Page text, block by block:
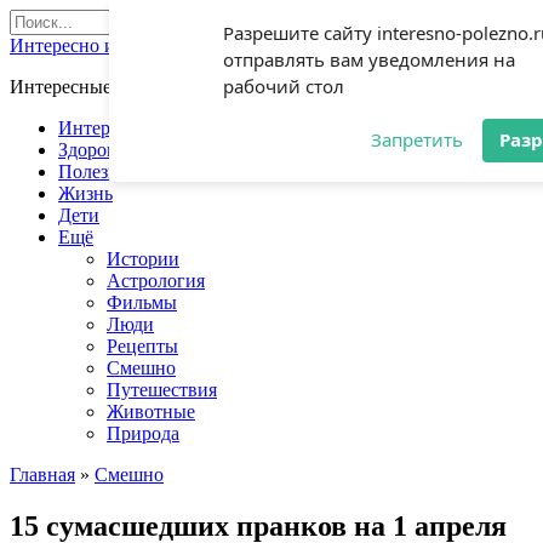
Разрешите сайту interesno-
отправлять вам уведомления на
рабочий стол
Запретить
Перейти
к
контенту
Search
for:
Интересно и полезно
Интересные события и полезные советы каждый день
Интересно
Здоровье
Полезно
Жизнь
Дети
Ещё
Истории
Астрология
Фильмы
Люди
Рецепты
Смешно
Путешествия
Животные
Природа
Главная » Смешно
15 сумасшедших пранков на 1 апреля